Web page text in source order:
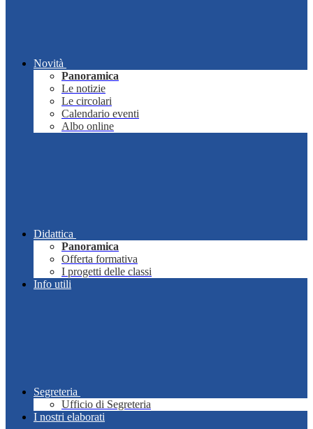
Novità
Panoramica
Le notizie
Le circolari
Calendario eventi
Albo online
Didattica
Panoramica
Offerta formativa
I progetti delle classi
Info utili
Segreteria
Ufficio di Segreteria
I nostri elaborati